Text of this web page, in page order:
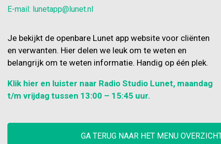
E-mail: lunetapp@lunet.nl
Je bekijkt de openbare Lunet app website voor cliënten
en verwanten. Hier delen we leuk om te weten en
belangrijk om te weten informatie. Handig op één plek.
Klik hier en luister naar Radio Studio Lunet, maandag
t/m vrijdag tussen 13:00 – 15:45 uur.
GA TERUG NAAR HET MENU